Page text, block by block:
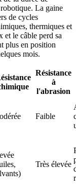
La gaine
de cycles
thermiques et
et le câble perd sa
plus en position
mois.
Résistance
à
l'abrasion
Faible
Très élevée